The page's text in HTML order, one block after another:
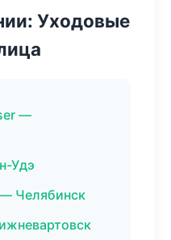
Уходовые
—
Удэ
Челябинск